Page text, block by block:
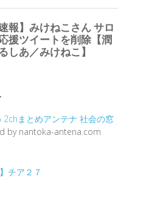
2chまとめアンテナ 社会の窓
by nantoka-antena.com